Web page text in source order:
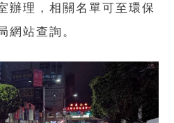
辦理，相關名單可至環保
網站查詢。